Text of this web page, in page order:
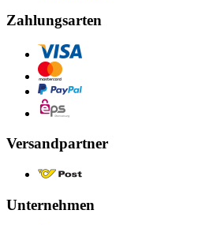
Zahlungsarten
Versandpartner
Unternehmen